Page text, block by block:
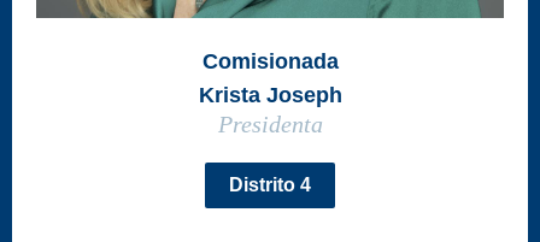
Comisionada
Krista Joseph
Presidenta
Distrito 4